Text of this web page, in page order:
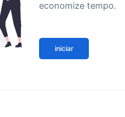
economize tempo.
iniciar